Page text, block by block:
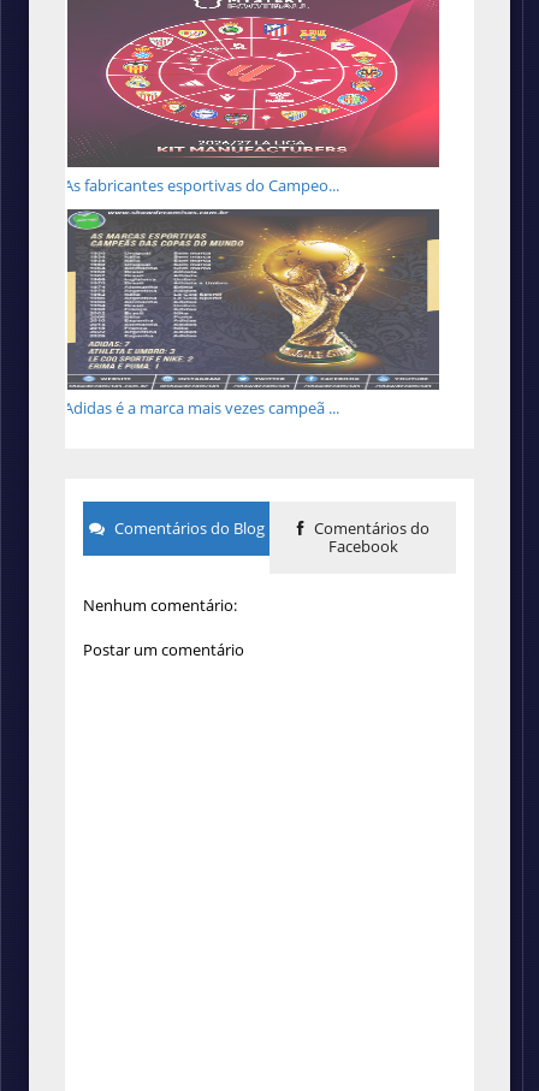
As fabricantes esportivas do Campeo...
Adidas é a marca mais vezes campeã ...
Comentários do Blog
Comentários do
Facebook
Nenhum comentário:
Postar um comentário